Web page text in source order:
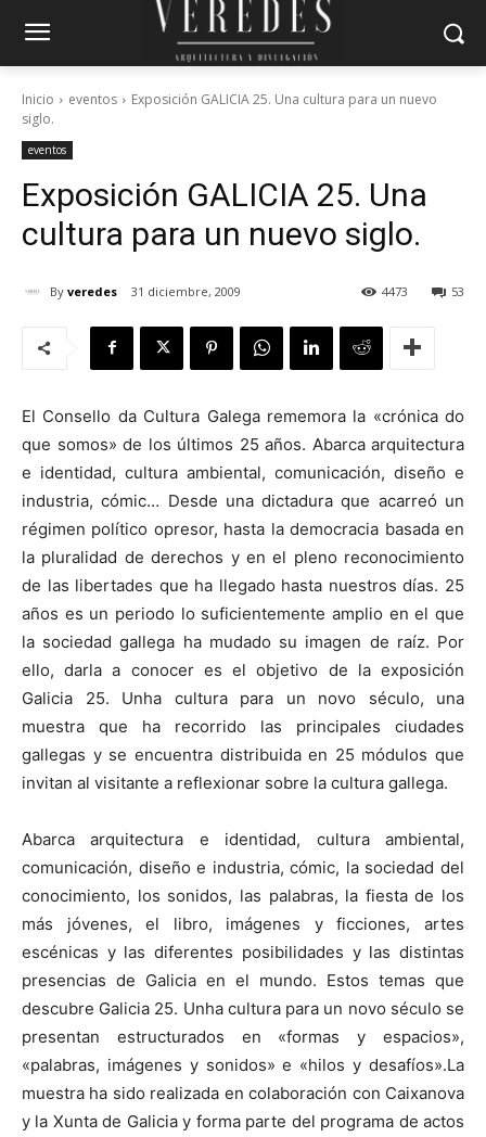
Inicio eventos
Exposición GALICIA 25. Una cultura para un nuevo
siglo.
eventos
Exposición GALICIA 25. Una
cultura para un nuevo siglo.
By veredes 31 diciembre, 2009 53
4473
El Consello da Cultura Galega rememora la «crónica do
que somos» de los últimos 25 años. Abarca arquitectura
e identidad, cultura ambiental, comunicación, diseño e
industria, cómic… Desde una dictadura que acarreó un
régimen político opresor, hasta la democracia basada en
la pluralidad de derechos y en el pleno reconocimiento
de las libertades que ha llegado hasta nuestros días. 25
años es un periodo lo suficientemente amplio en el que
la sociedad gallega ha mudado su imagen de raíz. Por
ello, darla a conocer es el objetivo de la exposición
Galicia 25. Unha cultura para un novo século, una
muestra que ha recorrido las principales ciudades
gallegas y se encuentra distribuida en 25 módulos que
invitan al visitante a reflexionar sobre la cultura gallega.
Abarca arquitectura e identidad, cultura ambiental,
comunicación, diseño e industria, cómic, la sociedad del
conocimiento, los sonidos, las palabras, la fiesta de los
más jóvenes, el libro, imágenes y ficciones, artes
escénicas y las diferentes posibilidades y las distintas
presencias de Galicia en el mundo. Estos temas que
descubre Galicia 25. Unha cultura para un novo século se
presentan estructurados en «formas y espacios»,
«palabras, imágenes y sonidos» e «hilos y desafíos».La
muestra ha sido realizada en colaboración con Caixanova
y la Xunta de Galicia y forma parte del programa de actos